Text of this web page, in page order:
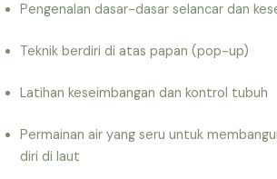
Pengenalan dasar-dasar selancar dan
Teknik berdiri di atas papan (pop-up)
Latihan keseimbangan dan kontrol tubuh
Permainan air yang seru untuk
diri di laut